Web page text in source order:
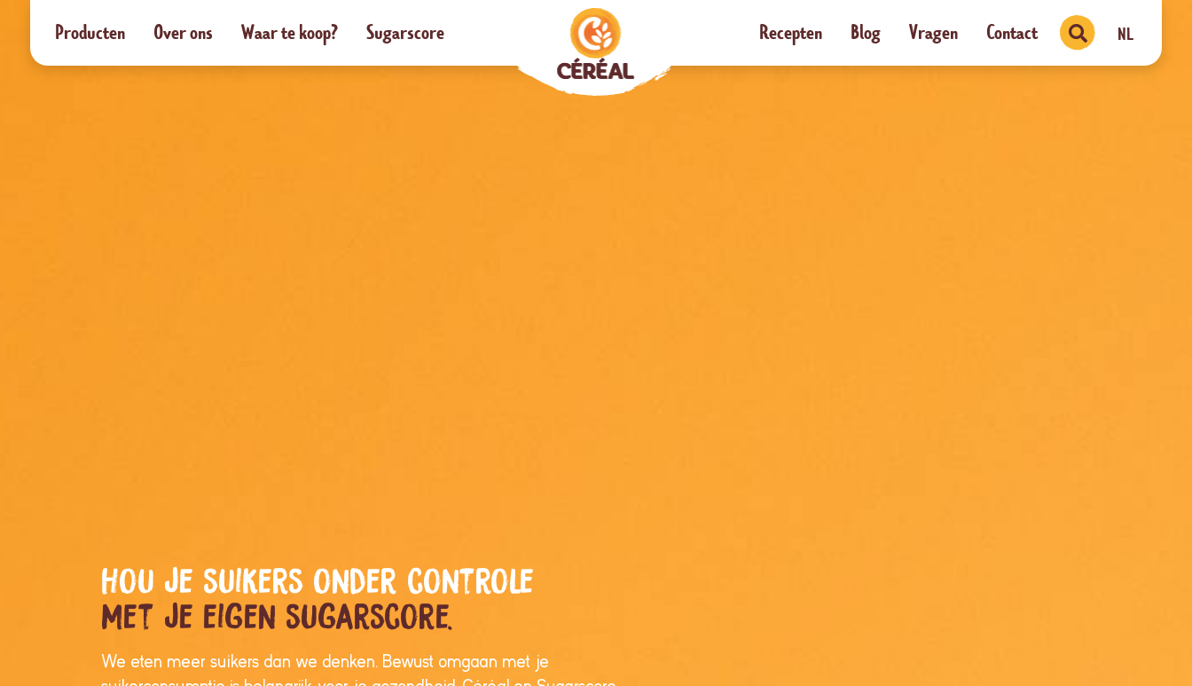
Producten Over ons Waar te koop? Sugarscore Recepten Blog Vragen Contact NL
Hou je suikers onder controle
Met je eigen sugarscore.
We eten meer suikers dan we denken. Bewust omgaan met je